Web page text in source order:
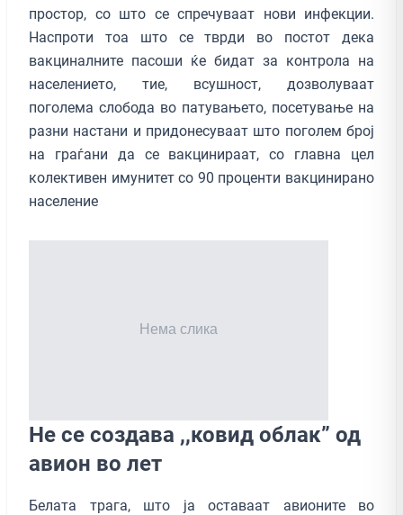
простор, со што се спречуваат нови инфекции.
Наспроти тоа што се тврди во постот дека
вакциналните пасоши ќе бидат за контрола на
населението, тие, всушност, дозволуваат
поголема слобода во патувањето, посетување на
разни настани и придонесуваат што поголем број
на граѓани да се вакцинираат, со главна цел
колективен имунитет со 90 проценти вакцинирано
население
Не се создава ,,ковид облак” од
авион во лет
Белата трага, што ја оставаат авионите во